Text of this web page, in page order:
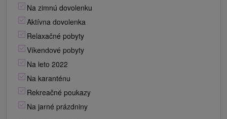
Na zimnú dovolenku
Aktívna dovolenka
Relaxačné pobyty
Víkendové pobyty
Na leto 2022
Na karanténu
Rekreačné poukazy
Na jarné prázdniny